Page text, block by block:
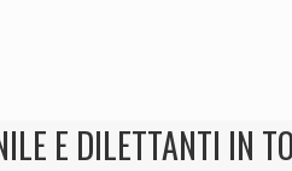
E DILETTANTI IN